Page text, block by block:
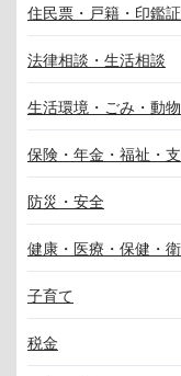
住民票・戸籍・印鑑
法律相談・生活相談
生活環境・ごみ・動物
保険・年金・福祉・
防災・安全
健康・医療・保健・
子育て
税金